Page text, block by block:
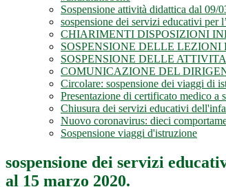
Sospensione attività didattica dal 09/
sospensione dei servizi educativi per
CHIARIMENTI DISPOSIZIONI
SOSPENSIONE DELLE
SOSPENSIONE DELLE
COMUNICAZIONE DEL
Circolare: sospensione dei viaggi di
Presentazione di certificato medico a
Chiusura dei servizi educativi
Nuovo coronavirus: dieci
Sospensione viaggi d'istruzione
sospensione dei servizi
al 15 marzo 2020.